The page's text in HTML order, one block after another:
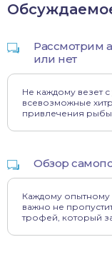
Рассмотрим
или нет
Не каждому везет
всевозможные
привлечения
Обзор
Каждому
важно не
трофей, который